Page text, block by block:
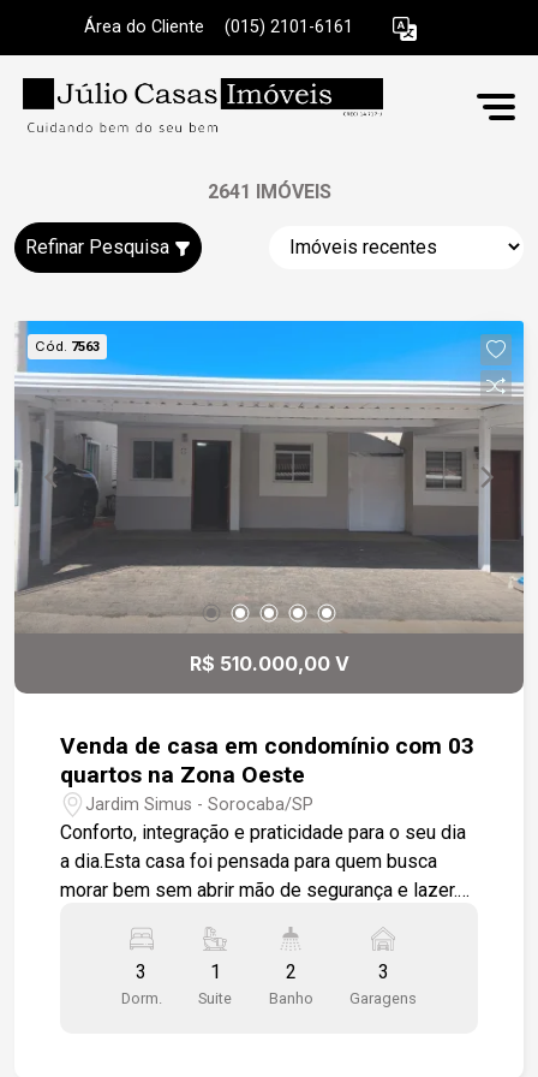
Área do Cliente (015) 2101-6161
2641 IMÓVEIS
Refinar Pesquisa
Cód. 7563
R$ 510.000,00 V
Venda de casa em condomínio com 03
quartos na Zona Oeste
Jardim Simus - Sorocaba/SP
Conforto, integração e praticidade para o seu dia
a dia.Esta casa foi pensada para quem busca
morar bem sem abrir mão de segurança e lazer.
Oeste de Sorocaba, com portaria 24h e lazer
completo.Os ambientes 3 dormitórios, sendo 1
suíte com closet. Os quartos recebem piso em
3
Dorm.
1
Suite
2
Banho
3
Garagens